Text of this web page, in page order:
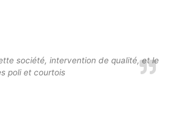
société, intervention de qualité, et le
poli et courtois